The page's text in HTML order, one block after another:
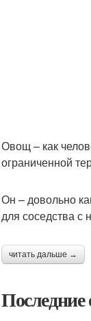
Овощ – как
ограниченной
Он – довольно
для соседства с
читать дальше →
Последние